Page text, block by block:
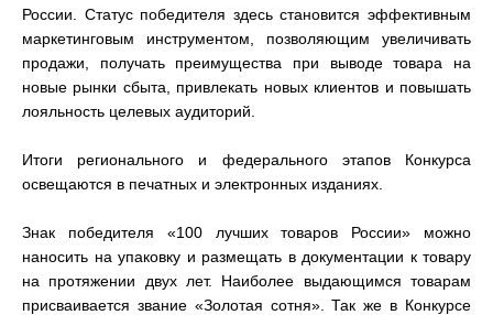
России. Статус победителя здесь становится эффективным
маркетинговым инструментом, позволяющим увеличивать
продажи, получать преимущества при выводе товара на
новые рынки сбыта, привлекать новых клиентов и повышать
лояльность целевых аудиторий.
Итоги регионального и федерального этапов Конкурса
освещаются в печатных и электронных изданиях.
Знак победителя «100 лучших товаров России» можно
наносить на упаковку и размещать в документации к товару
на протяжении двух лет. Наиболее выдающимся товарам
присваивается звание «Золотая сотня». Так же в Конкурсе